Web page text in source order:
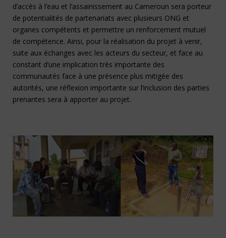
d’accès à l’eau et l’assainissement au Cameroun sera porteur
de potentialités de partenariats avec plusieurs ONG et
organes compétents et permettre un renforcement mutuel
de compétence. Ainsi, pour la réalisation du projet à venir,
suite aux échanges avec les acteurs du secteur, et face au
constant d’une implication très importante des
communautés face à une présence plus mitigée des
autorités, une réflexion importante sur l’inclusion des parties
prenantes sera à apporter au projet.